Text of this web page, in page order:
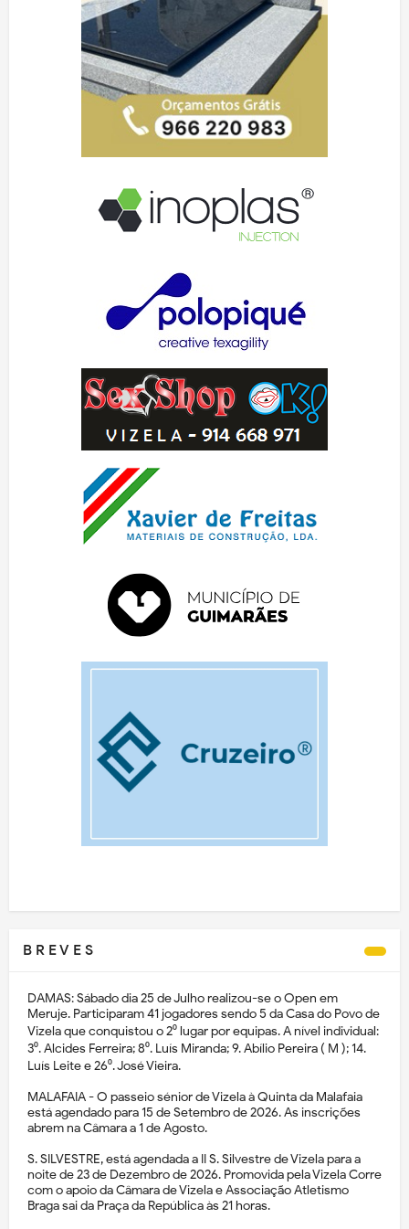
B R E V E S
DAMAS: Sábado dia 25 de Julho realizou-se o Open em
Meruje. Participaram 41 jogadores sendo 5 da Casa do Povo de
Vizela que conquistou o 2⁰ lugar por equipas. A nível individual:
3⁰. Alcides Ferreira; 8⁰. Luís Miranda; 9. Abílio Pereira ( M ); 14.
Luís Leite e 26⁰. José Vieira.
MALAFAIA - O passeio sénior de Vizela à Quinta da Malafaia
está agendado para 15 de Setembro de 2026. As inscrições
abrem na Câmara a 1 de Agosto.
S. SILVESTRE, está agendada a II S. Silvestre de Vizela para a
noite de 23 de Dezembro de 2026. Promovida pela Vizela Corre
com o apoio da Câmara de Vizela e Associação Atletismo
Braga sai da Praça da República às 21 horas.